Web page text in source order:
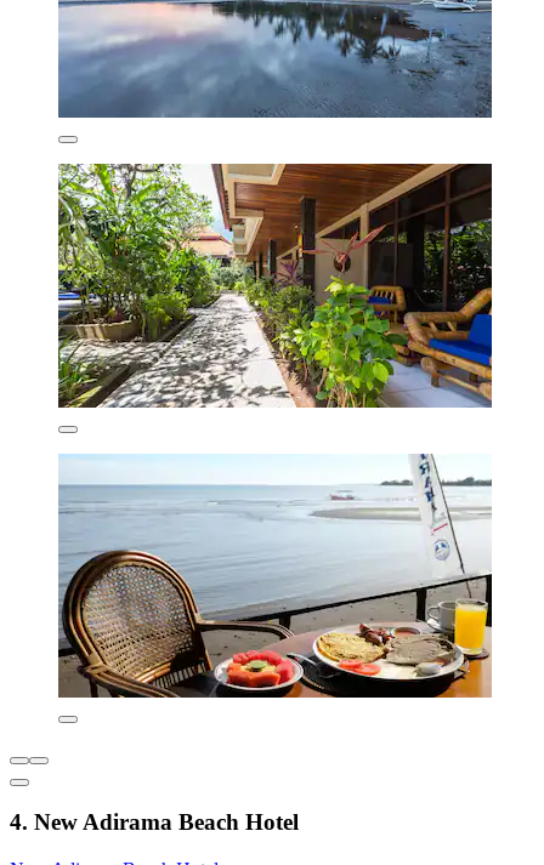
4. New Adirama Beach Hotel